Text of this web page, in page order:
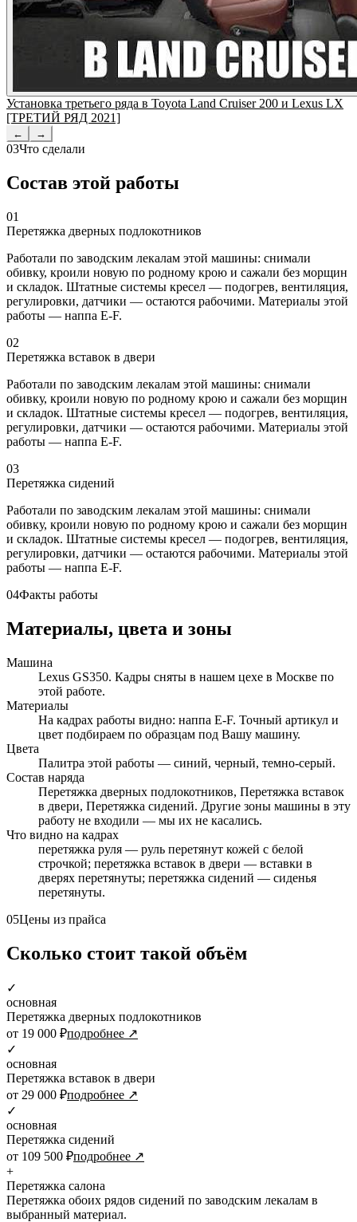
Установка третьего ряда в Toyota Land Cruiser 200 и Lexus LX
[ТРЕТИЙ РЯД 2021]
← →
03Что сделали
Состав этой работы
01
Перетяжка дверных подлокотников
Работали по заводским лекалам этой машины: снимали
обивку, кроили новую по родному крою и сажали без морщин
и складок. Штатные системы кресел — подогрев, вентиляция,
регулировки, датчики — остаются рабочими. Материалы этой
работы — наппа E-F.
02
Перетяжка вставок в двери
Работали по заводским лекалам этой машины: снимали
обивку, кроили новую по родному крою и сажали без морщин
и складок. Штатные системы кресел — подогрев, вентиляция,
регулировки, датчики — остаются рабочими. Материалы этой
работы — наппа E-F.
03
Перетяжка сидений
Работали по заводским лекалам этой машины: снимали
обивку, кроили новую по родному крою и сажали без морщин
и складок. Штатные системы кресел — подогрев, вентиляция,
регулировки, датчики — остаются рабочими. Материалы этой
работы — наппа E-F.
04Факты работы
Материалы, цвета и зоны
Машина
Lexus GS350. Кадры сняты в нашем цехе в Москве по
этой работе.
Материалы
На кадрах работы видно: наппа E-F. Точный артикул и
цвет подбираем по образцам под Вашу машину.
Цвета
Палитра этой работы — синий, черный, темно-серый.
Состав наряда
Перетяжка дверных подлокотников, Перетяжка вставок
в двери, Перетяжка сидений. Другие зоны машины в эту
работу не входили — мы их не касались.
Что видно на кадрах
перетяжка руля — руль перетянут кожей с белой
строчкой; перетяжка вставок в двери — вставки в
дверях перетянуты; перетяжка сидений — сиденья
перетянуты.
05Цены из прайса
Сколько стоит такой объём
✓
основная
Перетяжка дверных подлокотников
от 19 000 ₽подробнее ↗
✓
основная
Перетяжка вставок в двери
от 29 000 ₽подробнее ↗
✓
основная
Перетяжка сидений
от 109 500 ₽подробнее ↗
+
Перетяжка салона
Перетяжка обоих рядов сидений по заводским лекалам в
выбранный материал.